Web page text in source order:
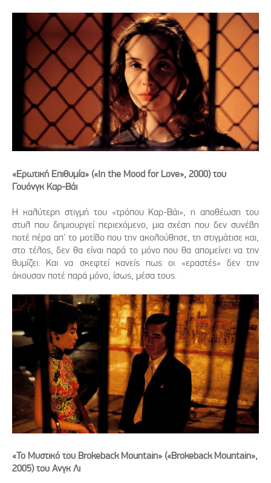
«Ερωτική Επιθυμία» («In the Mood for Love», 2000) του
Γουόνγκ Καρ-Βάι
Η καλύτερη στιγμή του «τρόπου Καρ-Βάι», η αποθέωση του
στυλ που δημιουργεί περιεχόμενο, μια σχέση που δεν συνέβη
ποτέ πέρα απ' το μοτίβο που την ακολούθησε, τη στιγμάτισε και,
στο τέλος, δεν θα είναι παρά το μόνο που θα απομείνει να την
θυμίζει. Και να σκεφτεί κανείς πως οι «εραστές» δεν την
άκουσαν ποτέ παρά μόνο, ίσως, μέσα τους.
«Το Μυστικό του Brokeback Mountain» («Brokeback Mountain»,
2005) του Ανγκ Λι